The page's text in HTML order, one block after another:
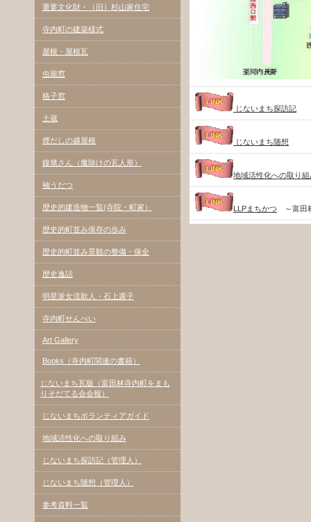
じないまち探訪記
じないまち随想
地域活性化への取り組
LLPまちかつ ～富田
重要文化財・（旧）杉山家住宅
寺内町の建築様式
屋根・屋根瓦
虫籠窓
格子窓
土蔵
煙だしの越屋根
鐘馗さん（魔除けの瓦人形）
袖うだつ
歴史的建造物一覧(寺院・町家）
歴史的町並み保存の歩み
歴史的町並み景観の整備・保全
歴史逸話
明星派女流歌人・石上露子
寺内町せんべい
Art Gallery
Books（寺内町関連の書籍）
じないまち瓦版（富田林寺内町をまも
りそだてる会会報）
じないまちボランティアガイド
地域活性化への取り組み
じないまち探訪記（管理人）
じないまち随想（管理人）
参考資料一覧